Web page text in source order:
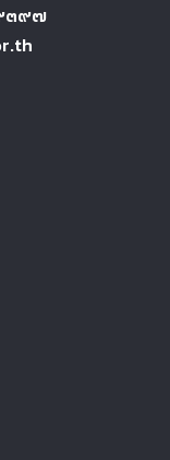
๓๙๗